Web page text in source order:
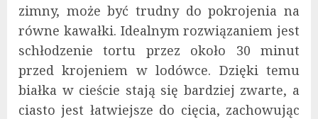
zimny, może być trudny do pokrojenia na
równe kawałki. Idealnym rozwiązaniem jest
schłodzenie tortu przez około 30 minut
przed krojeniem w lodówce. Dzięki temu
białka w cieście stają się bardziej zwarte, a
ciasto jest łatwiejsze do cięcia, zachowując